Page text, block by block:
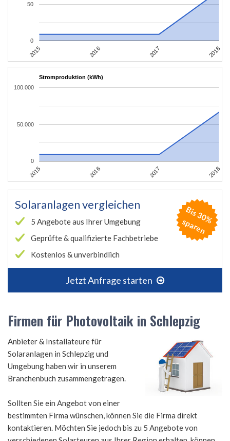
2015 2016 2017 2018
0
50
Stromproduktion (kWh)
2015 2016 2017 2018
0
50.000
100.000
Solaranlagen vergleichen
5 Angebote aus Ihrer Umgebung
Geprüfte & qualifizierte Fachbetriebe
Kostenlos & unverbindlich
Jetzt Anfrage starten
B
is
3
0
%
s
p
a
r
e
n
Firmen für Photovoltaik in Schlepzig
Anbieter & Installateure für
Solaranlagen in Schlepzig und
Umgebung haben wir in unserem
Branchenbuch zusammengetragen.
Sollten Sie ein Angebot von einer
bestimmten Firma wünschen, können Sie die Firma direkt
kontaktieren. Möchten Sie jedoch bis zu 5 Angebote von